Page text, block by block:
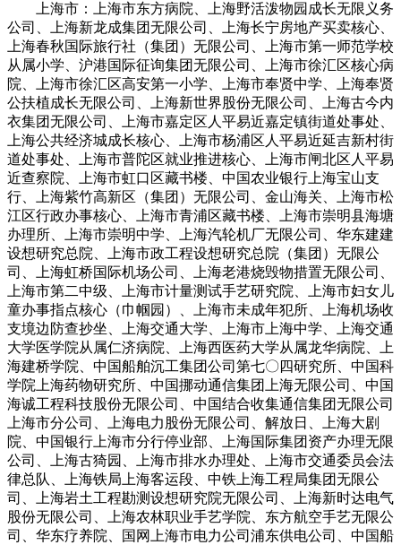
上海市：上海市东方病院、上海野活泼物园成长无限义务
公司、上海新龙成集团无限公司、上海长宁房地产买卖核心、
上海春秋国际旅行社（集团）无限公司、上海市第一师范学校
从属小学、沪港国际征询集团无限公司、上海市徐汇区核心病
院、上海市徐汇区高安第一小学、上海市奉贤中学、上海奉贤
公扶植成长无限公司、上海新世界股份无限公司、上海古今内
衣集团无限公司、上海市嘉定区人平易近嘉定镇街道处事处、
上海公共经济城成长核心、上海市杨浦区人平易近延吉新村街
道处事处、上海市普陀区就业推进核心、上海市闸北区人平易
近查察院、上海市虹口区藏书楼、中国农业银行上海宝山支
行、上海紫竹高新区（集团）无限公司、金山海关、上海市松
江区行政办事核心、上海市青浦区藏书楼、上海市崇明县海塘
办理所、上海市崇明中学、上海汽轮机厂无限公司、华东建建
设想研究总院、上海市政工程设想研究总院（集团）无限公
司、上海虹桥国际机场公司、上海老港烧毁物措置无限公司、
上海市第二中级、上海市计量测试手艺研究院、上海市妇女儿
童办事指点核心（巾帼园）、上海市未成年犯所、上海机场收
支境边防查抄坐、上海交通大学、上海市上海中学、上海交通
大学医学院从属仁济病院、上海西医药大学从属龙华病院、上
海建桥学院、中国船舶沉工集团公司第七〇四研究所、中国科
学院上海药物研究所、中国挪动通信集团上海无限公司、中国
海诚工程科技股份无限公司、中国结合收集通信集团无限公司
上海市分公司、上海电力股份无限公司、解放日、上海大剧
院、中国银行上海市分行停业部、上海国际集团资产办理无限
公司、上海古猗园、上海市排水办理处、上海市交通委员会法
律总队、上海铁局上海客运段、中铁上海工程局集团无限公
司、上海岩土工程勘测设想研究院无限公司、上海新时达电气
股份无限公司、上海农林职业手艺学院、东方航空手艺无限公
司、华东疗养院、国网上海市电力公司浦东供电公司、中国船